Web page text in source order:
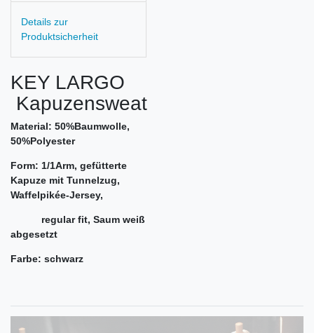
Details zur
Produktsicherheit
KEY LARGO
Kapuzensweat
Material: 50%Baumwolle,
50%Polyester
Form: 1/1Arm, gefütterte
Kapuze mit Tunnelzug,
Waffelpikée-Jersey,
regular fit, Saum weiß
abgesetzt
Farbe: schwarz